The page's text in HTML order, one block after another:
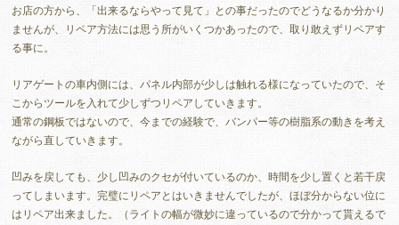
お店の方から、「出来るならやって見て」との事だったのでどうなるか分かり
ませんが、リペア方法には思う所がいくつかあったので、取り敢えずリペアす
る事に。
リアゲートの車内側には、パネル内部が少しは触れる様になっていたので、そ
こからツールを入れて少しずつリペアしていきます。
通常の鋼板ではないので、今までの経験で、バンパー等の樹脂系の動きを考え
ながら直していきます。
凹みを戻しても、少し凹みのクセが付いているのか、時間を少し置くと若干戻
ってしまいます。完璧にリペアとはいきませんでしたが、ほぼ分からない位に
はリペア出来ました。（ライトの幅が微妙に違っているので分かって貰えるで